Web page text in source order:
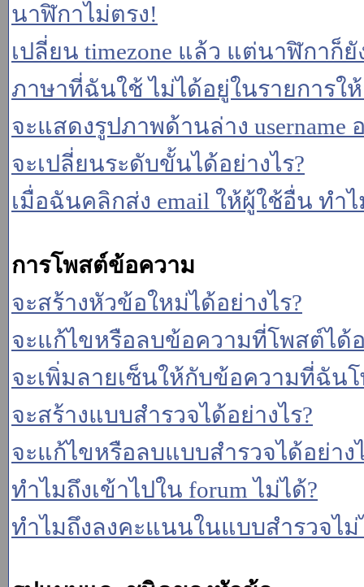
นาฬิกาไม่ตรง!
เปลี่ยน timezone แล้ว แต่นาฬิกาก็ยั
ภาษาที่ฉันใช้ ไม่ได้อยู่ในรายการใ
จะแสดงรูปภาพด้านล่าง username
จะเปลี่ยนระดับขั้นได้อย่างไร?
เมื่อฉันคลิกส่ง email ให้ผู้ใช้อื่น ทำ
การโพสต์ข้อความ
จะสร้างหัวข้อใหม่ได้อย่างไร?
จะแก้ไขหรือลบข้อความที่โพสต์ได้อ
จะเพิ่มลายเซ็นให้กับข้อความที่ฉันโ
จะสร้างแบบสำรวจได้อย่างไร?
จะแก้ไขหรือลบแบบสำรวจได้อย่าง
ทำไมถึงเข้าไปใน forum ไม่ได้?
ทำไมถึงลงคะแนนในแบบสำรวจไม่